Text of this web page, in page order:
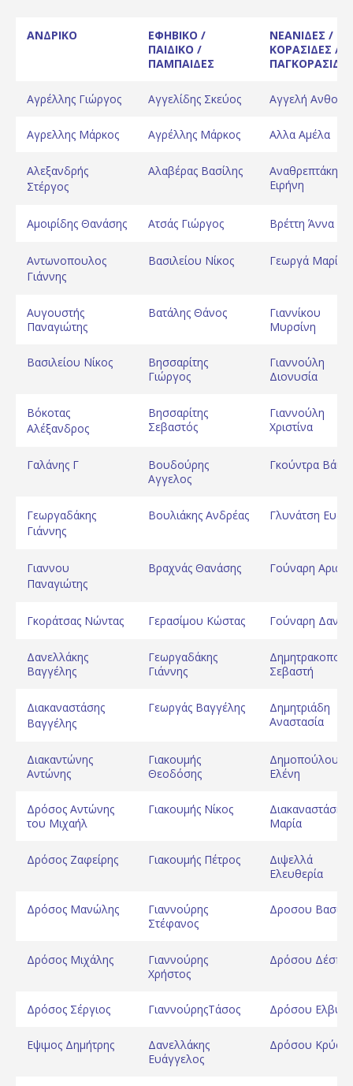
ΑΝΔΡΙΚΟ
ΕΦΗΒΙΚΟ /
ΠΑΙΔΙΚΟ /
ΠΑΜΠΑΙΔΕΣ
ΝΕΑΝΙΔΕΣ /
ΚΟΡΑΣΙΔΕΣ /
ΠΑΓΚΟΡΑΣΙΔΕΣ
Αγρέλλης Γιώργος Αγγελίδης Σκεύος Αγγελή
Αγρελλης Μάρκος Αγρέλλης Μάρκος Αλλα Αμέλα
Αλεξανδρής
Στέργος
Αλαβέρας Βασίλης
Αναθρεπτάκη
Ειρήνη
Αμοιρίδης Θανάσης Ατσάς Γιώργος Βρέττη Άννα
Αντωνοπουλος
Γιάννης
Βασιλείου Νίκος Γεωργά Μαρία
Αυγουστής
Παναγιώτης
Βατάλης Θάνος
Γιαννίκου
Μυρσίνη
Βασιλείου Νίκος
Βησσαρίτης
Γιώργος
Γιαννούλη
Διονυσία
Βόκοτας
Αλέξανδρος
Βησσαρίτης
Σεβαστός
Γιαννούλη
Χριστίνα
Γαλάνης Γ
Βουδούρης
Αγγελος
Γκούντρα Βάια
Γεωργαδάκης
Γιάννης
Βουλιάκης Ανδρέας Γλυνάτση
Γιαννου
Παναγιώτης
Βραχνάς Θανάσης Γούναρη
Γκοράτσας Νώντας Γερασίμου Κώστας Γούναρη Δανάη
Δανελλάκης
Βαγγέλης
Γεωργαδάκης
Γιάννης
Σεβαστή
Διακαναστάσης
Βαγγέλης
Γεωργάς Βαγγέλης
Δημητριάδη
Αναστασία
Διακαντώνης
Αντώνης
Γιακουμής
Θεοδόσης
Δημοπούλου
Ελένη
Δρόσος Αντώνης
του Μιχαήλ
Γιακουμής Νίκος
Διακαναστάση
Μαρία
Δρόσος Ζαφείρης Γιακουμής Πέτρος
Διψελλά
Ελευθερία
Δρόσος Μανώλης
Γιαννούρης
Στέφανος
Δροσου
Δρόσος Μιχάλης
Γιαννούρης
Χρήστος
Δρόσου
Δρόσος Σέργιος ΓιαννούρηςΤάσος Δρόσου
Εψιμος Δημήτρης
Δανελλάκης
Ευάγγελος
Δρόσου Κρύστα